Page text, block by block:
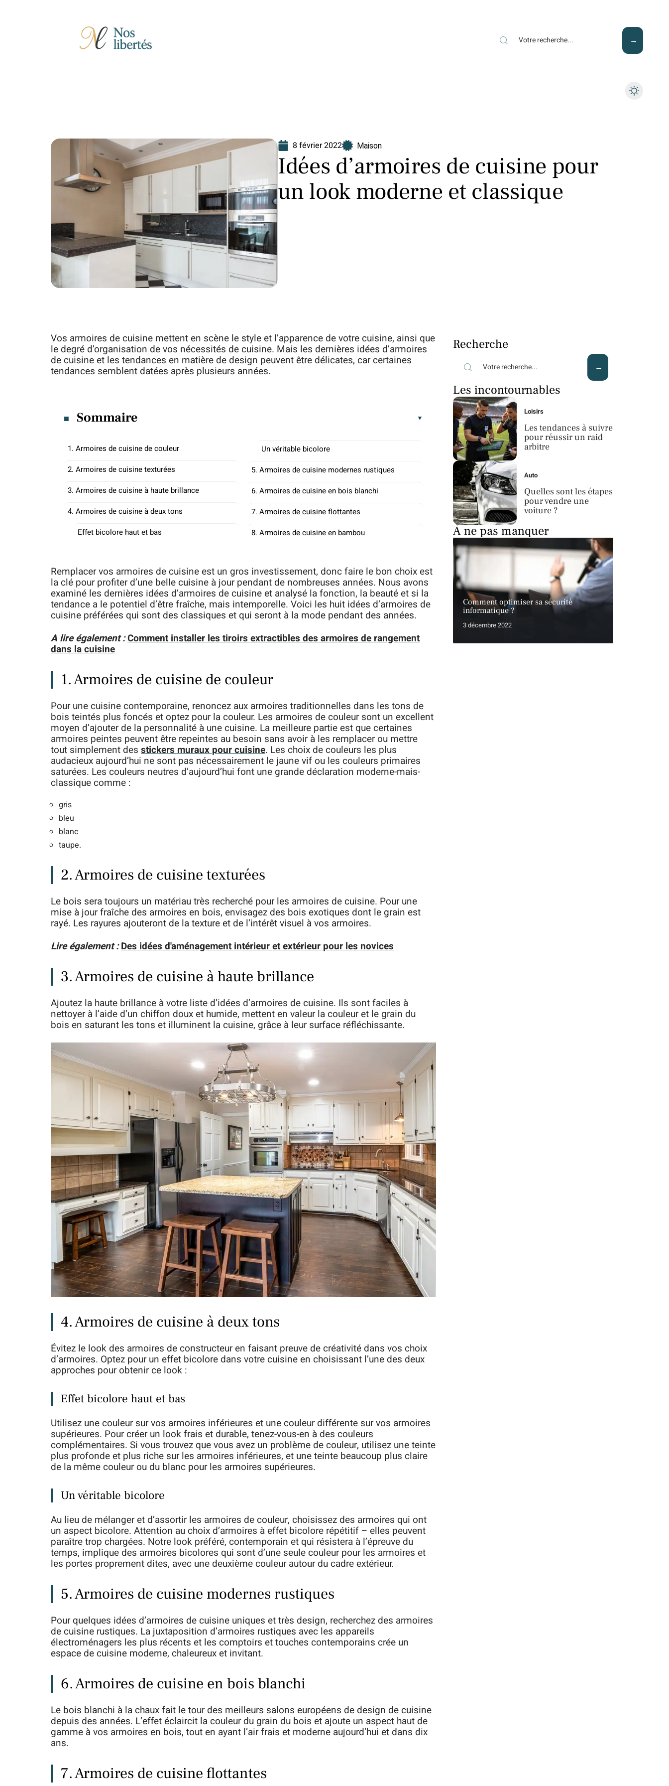
8 février 2022 Maison
Idées d’armoires de cuisine pour
un look moderne et classique
Vos armoires de cuisine mettent en scène le style et l’apparence de votre cuisine, ainsi que
le degré d’organisation de vos nécessités de cuisine. Mais les dernières idées d’armoires
de cuisine et les tendances en matière de design peuvent être délicates, car certaines
tendances semblent datées après plusieurs années.
Sommaire
1. Armoires de cuisine de couleur
2. Armoires de cuisine texturées
3. Armoires de cuisine à haute brillance
4. Armoires de cuisine à deux tons
Effet bicolore haut et bas
Un véritable bicolore
5. Armoires de cuisine modernes rustiques
6. Armoires de cuisine en bois blanchi
7. Armoires de cuisine flottantes
8. Armoires de cuisine en bambou
Remplacer vos armoires de cuisine est un gros investissement, donc faire le bon choix est
la clé pour profiter d’une belle cuisine à jour pendant de nombreuses années. Nous avons
examiné les dernières idées d’armoires de cuisine et analysé la fonction, la beauté et si la
tendance a le potentiel d’être fraîche, mais intemporelle. Voici les huit idées d’armoires de
cuisine préférées qui sont des classiques et qui seront à la mode pendant des années.
A lire également :Comment installer les tiroirs extractibles des armoires de rangement
dans la cuisine
1. Armoires de cuisine de couleur
Pour une cuisine contemporaine, renoncez aux armoires traditionnelles dans les tons de
bois teintés plus foncés et optez pour la couleur. Les armoires de couleur sont un excellent
moyen d’ajouter de la personnalité à une cuisine. La meilleure partie est que certaines
armoires peintes peuvent être repeintes au besoin sans avoir à les remplacer ou mettre
tout simplement des stickers muraux pour cuisine. Les choix de couleurs les plus
audacieux aujourd’hui ne sont pas nécessairement le jaune vif ou les couleurs primaires
saturées. Les couleurs neutres d’aujourd’hui font une grande déclaration moderne-mais-
classique comme :
gris
bleu
blanc
taupe.
2. Armoires de cuisine texturées
Le bois sera toujours un matériau très recherché pour les armoires de cuisine. Pour une
mise à jour fraîche des armoires en bois, envisagez des bois exotiques dont le grain est
rayé. Les rayures ajouteront de la texture et de l’intérêt visuel à vos armoires.
Lire également :Des idées d'aménagement intérieur et extérieur pour les novices
3. Armoires de cuisine à haute brillance
Ajoutez la haute brillance à votre liste d’idées d’armoires de cuisine. Ils sont faciles à
nettoyer à l’aide d’un chiffon doux et humide, mettent en valeur la couleur et le grain du
bois en saturant les tons et illuminent la cuisine, grâce à leur surface réfléchissante.
4. Armoires de cuisine à deux tons
Évitez le look des armoires de constructeur en faisant preuve de créativité dans vos choix
d’armoires. Optez pour un effet bicolore dans votre cuisine en choisissant l’une des deux
approches pour obtenir ce look :
Effet bicolore haut et bas
Utilisez une couleur sur vos armoires inférieures et une couleur différente sur vos armoires
supérieures. Pour créer un look frais et durable, tenez-vous-en à des couleurs
complémentaires. Si vous trouvez que vous avez un problème de couleur, utilisez une teinte
plus profonde et plus riche sur les armoires inférieures, et une teinte beaucoup plus claire
de la même couleur ou du blanc pour les armoires supérieures.
Un véritable bicolore
Au lieu de mélanger et d’assortir les armoires de couleur, choisissez des armoires qui ont
un aspect bicolore. Attention au choix d’armoires à effet bicolore répétitif – elles peuvent
paraître trop chargées. Notre look préféré, contemporain et qui résistera à l’épreuve du
temps, implique des armoires bicolores qui sont d’une seule couleur pour les armoires et
les portes proprement dites, avec une deuxième couleur autour du cadre extérieur.
5. Armoires de cuisine modernes rustiques
Pour quelques idées d’armoires de cuisine uniques et très design, recherchez des armoires
de cuisine rustiques. La juxtaposition d’armoires rustiques avec les appareils
électroménagers les plus récents et les comptoirs et touches contemporains crée un
espace de cuisine moderne, chaleureux et invitant.
6. Armoires de cuisine en bois blanchi
Le bois blanchi à la chaux fait le tour des meilleurs salons européens de design de cuisine
depuis des années. L’effet éclaircit la couleur du grain du bois et ajoute un aspect haut de
gamme à vos armoires en bois, tout en ayant l’air frais et moderne aujourd’hui et dans dix
ans.
7. Armoires de cuisine flottantes
Recherche
Les incontournables
Loisirs
Les tendances à suivre
pour réussir un raid
arbitre
Auto
Quelles sont les étapes
pour vendre une
voiture ?
À ne pas manquer
Comment optimiser sa sécurité
informatique ?
3 décembre 2022